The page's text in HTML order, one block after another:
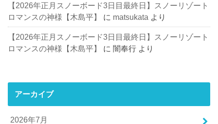
【2026年正月スノーボード3日目最終日】スノーリゾート
ロマンスの神様【木島平】
に matsukata より
【2026年正月スノーボード3日目最終日】スノーリゾート
ロマンスの神様【木島平】
に闇奉行 より
アーカイブ
2026年7月